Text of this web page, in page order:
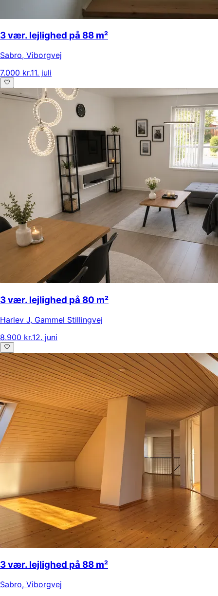
3 vær. lejlighed på 88 m²
Sabro, Viborgvej
7.000 kr.11. juli
3 vær. lejlighed på 80 m²
Harlev J, Gammel Stillingvej
8.900 kr.12. juni
3 vær. lejlighed på 88 m²
Sabro, Viborgvej